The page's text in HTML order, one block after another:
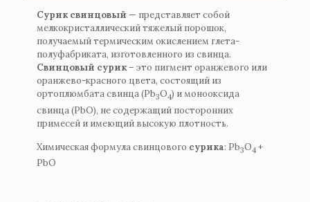
Сурик свинцовый — представляет собой
мелкокристаллический тяжелый порошок,
получаемый термическим окислением глета-
полуфабриката, изготовленного из свинца.
Свинцовый сурик– это пигмент оранжевого или
оранжево-красного цвета, состоящий из
ортоплюмбата свинца (Pb3O4) и монооксида
свинца (PbO), не содержащий посторонних
примесей и имеющий высокую плотность.
Химическая формула свинцового сурика: Pb3O4 +
PbO